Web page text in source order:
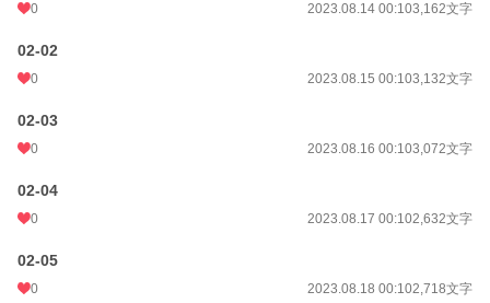
0 2023.08.14 00:103,162文字
02-02
0 2023.08.15 00:103,132文字
02-03
0 2023.08.16 00:103,072文字
02-04
0 2023.08.17 00:102,632文字
02-05
0 2023.08.18 00:102,718文字